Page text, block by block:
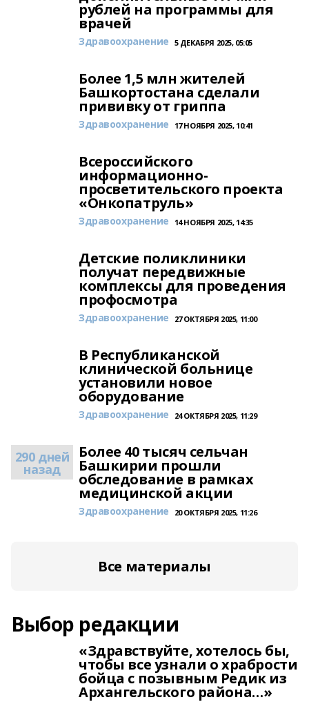
рублей на программы для
врачей
Здравоохранение 5 ДЕКАБРЯ 2025, 05:05
Более 1,5 млн жителей
Башкортостана сделали
прививку от гриппа
Здравоохранение 17 НОЯБРЯ 2025, 10:41
Всероссийского
информационно-
просветительского проекта
«Онкопатруль»
Здравоохранение 14 НОЯБРЯ 2025, 14:35
Детские поликлиники
получат передвижные
комплексы для проведения
профосмотра
Здравоохранение 27 ОКТЯБРЯ 2025, 11:00
В Республиканской
клинической больнице
установили новое
оборудование
Здравоохранение 24 ОКТЯБРЯ 2025, 11:29
290 дней
назад
Более 40 тысяч сельчан
Башкирии прошли
обследование в рамках
медицинской акции
Здравоохранение 20 ОКТЯБРЯ 2025, 11:26
Все материалы
Выбор редакции
«Здравствуйте, хотелось бы,
чтобы все узнали о храбрости
бойца с позывным Редик из
Архангельского района…»